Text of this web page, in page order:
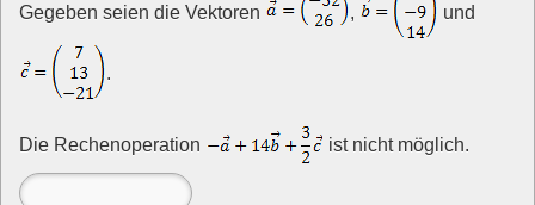
Gegeben seien die Vektoren und
Die Rechenoperation ist nicht möglich.